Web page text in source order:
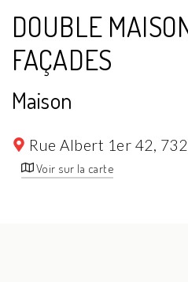
DOUBLE
FAÇADES
Maison
Rue Albert 1er 42,
Voir sur la carte